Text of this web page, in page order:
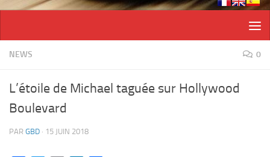
NEWS 0
L’étoile de Michael taguée sur Hollywood
Boulevard
PAR GBD · 15 JUIN 2018